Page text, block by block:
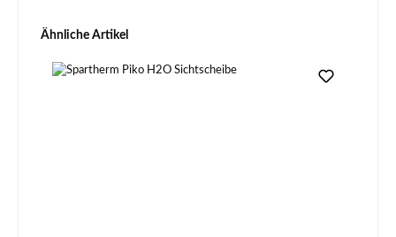
Produktgalerie überspringen
Ähnliche Artikel